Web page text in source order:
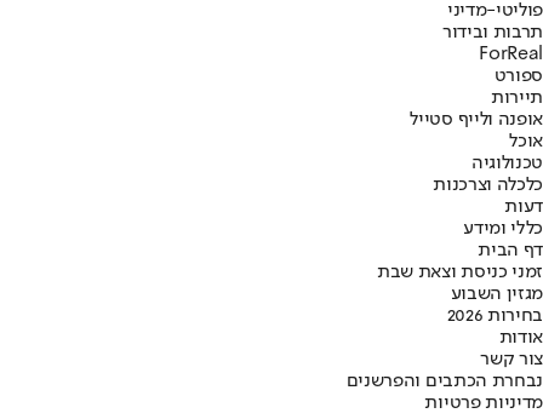
פוליטי-מדיני
תרבות ובידור
ForReal
ספורט
תיירות
אופנה ולייף סטייל
אוכל
טכנולוגיה
כלכלה וצרכנות
דעות
כללי ומידע
דף הבית
זמני כניסת וצאת שבת
מגזין השבוע
בחירות 2026
אודות
צור קשר
נבחרת הכתבים והפרשנים
מדיניות פרטיות